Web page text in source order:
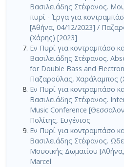
Βασιλειάδης Στέφανος.
πυρί - Έργα για
[Αθήνα, 04/12/2023] /
(Χάρης) [2023]
Εν Πυρί για κοντραμπάσο
Βασιλειάδης Στέφανος.
for Double Bass and
Παζαρούλας, Χαράλαμπος
Εν Πυρί για κοντραμπάσο
Βασιλειάδης Στέφανος.
Music Conference
Πολίτης, Ευγένιος
Εν Πυρί για κοντραμπάσο
Βασιλειάδης Στέφανος.
Μουσικής Δωματίου
Marcel